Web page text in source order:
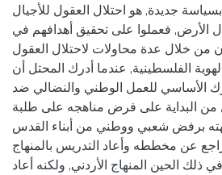
جديدة, هو احتلال العقول للأجيال
الأرض, فعملوا على تحقيق أهدافهم في
من خلال عدة محاولات لاحتلال العقول
الفلسطينية, عندما أدرك المحتل أن
الأساسي للعمل الوطني والنضالي ضد
من البداية على فرض مناهجه على طلبة
برفض شعبي ووطني من أبناء القدس
عن مخططه وأعاد التدريس بالمنهاج
ذلك الحين المنهاج الأردني, ولكنه أعاد